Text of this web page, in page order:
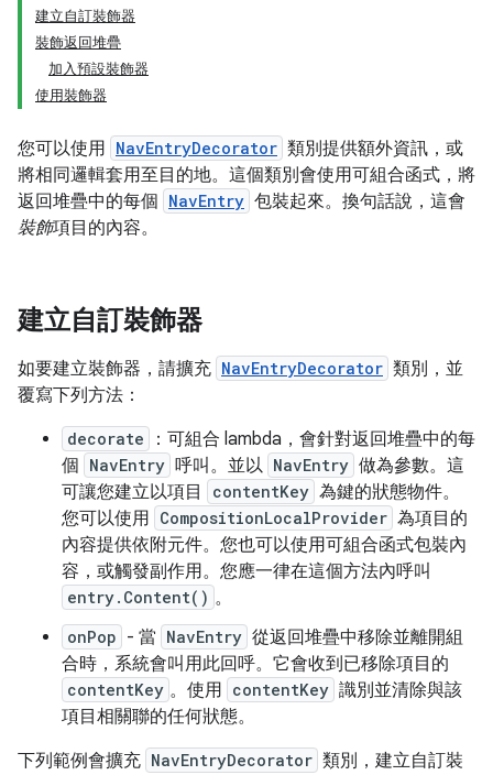
建立自訂裝飾器
裝飾返回堆疊
加入預設裝飾器
使用裝飾器
您可以使用 NavEntryDecorator 類別提供額外資訊，或
將相同邏輯套用至目的地。這個類別會使用可組合函式，將
返回堆疊中的每個 NavEntry 包裝起來。換句話說，這會
裝飾項目的內容。
建立自訂裝飾器
如要建立裝飾器，請擴充 NavEntryDecorator 類別，並
覆寫下列方法：
decorate
：可組合 lambda，會針對返回堆疊中的每
個 NavEntry 呼叫。並以 NavEntry 做為參數。這
可讓您建立以項目
contentKey 為鍵的狀態物件。
您可以使用 CompositionLocalProvider 為項目的
內容提供依附元件。您也可以使用可組合函式包裝內
容，或觸發副作用。您應一律在這個方法內呼叫
entry.Content() 。
onPop - 當 NavEntry 從返回堆疊中移除並離開組
合時，系統會叫用此回呼。它會收到已移除項目的
contentKey 。使用 contentKey 識別並清除與該
項目相關聯的任何狀態。
下列範例會擴充 NavEntryDecorator 類別，建立自訂裝